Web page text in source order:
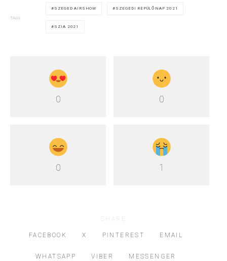
TAGS
SZEGED AIRSHOW SZEGEDI REPÜLŐNAP 2021
SZIA 2021
0 0
0 1
SHARE
FACEBOOK X PINTEREST EMAIL
WHATSAPP VIBER MESSENGER